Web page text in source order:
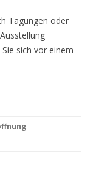
Tagungen oder
sich vor einem